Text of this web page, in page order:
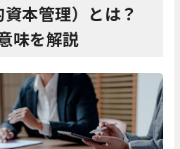
本管理）とは？
味を解説